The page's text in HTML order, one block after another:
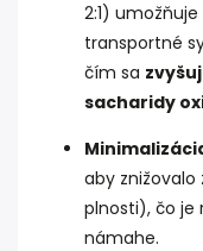
2:1)
transportné
čím sa
sacharidy
aby
plnosti), čo je
námahe.